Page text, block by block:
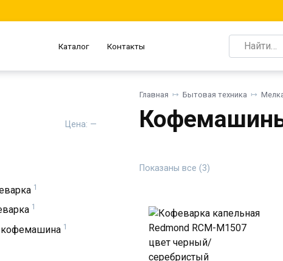
Каталог Контакты
Search
for:
Главная Бытовая техника
Показаны все (3)
Минимальная
Максимальная
Цена: —
1
1
кофемашина 1